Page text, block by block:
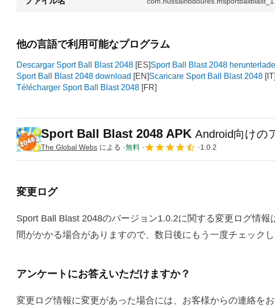
他の言語で利用可能なプログラム
Descargar Sport Ball Blast 2048 Sport Ball Blast 2048
Sport Ball Blast 2048 download
Scaricare Sport Ball Blast 2048
Télécharger Sport Ball Blast 2048
Sport Ball Blast 2048 APK Android向けの
The Global Webs による 無料 1.0.2
変更ログ
Sport Ball Blast 2048のバージョン1.0.2に関する変更ログ情
間がかかる場合がありますので、数日後にもう一度チェック
アンケートにお答えいただけますか？
変更ログ情報に変更があった場合には、お客様からの連絡を